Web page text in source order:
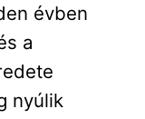
évben
a
nyúlik